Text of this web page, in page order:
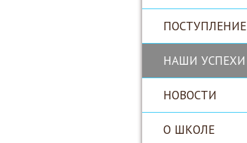
ПОСТУПЛЕНИЕ
НАШИ УСПЕХИ
НОВОСТИ
О ШКОЛЕ